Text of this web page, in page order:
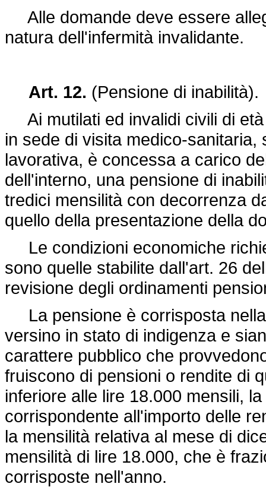
Alle domande deve essere
natura dell'infermità invalidante.
Art. 12. (Pensione di inabilità).
Ai mutilati ed invalidi civili di
in sede di visita medico-
lavorativa, è concessa a carico
dell'interno, una pensione di
tredici mensilità con decorrenza
quello della presentazione della
Le condizioni economiche
sono quelle stabilite dall'art. 26
revisione degli ordinamenti
La pensione è corrisposta
versino in stato di indigenza e
carattere pubblico che
fruiscono di pensioni o rendite di
inferiore alle lire 18.000 mensili,
corrispondente all'importo delle
la mensilità relativa al mese di
mensilità di lire 18.000, che è
corrisposte nell'anno.